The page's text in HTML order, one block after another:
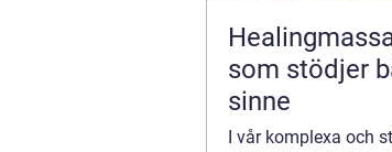
Healingmassage
som stödjer
sinne
I vår komplexa och